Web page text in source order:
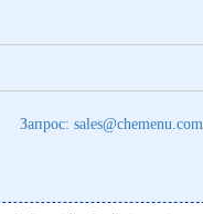
Запрос: sales@chemenu.com